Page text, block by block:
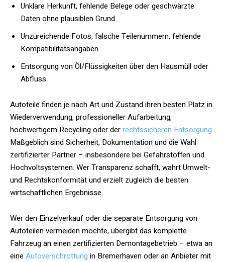
Unklare Herkunft, fehlende Belege oder geschwärzte
Daten ohne plausiblen Grund
Unzureichende Fotos, falsche Teilenummern, fehlende
Kompatibilitätsangaben
Entsorgung von Öl/Flüssigkeiten über den Hausmüll oder
Abfluss
Autoteile finden je nach Art und Zustand ihren besten Platz in
Wiederverwendung, professioneller Aufarbeitung,
hochwertigem Recycling oder derrechtssicheren Entsorgung.
Maßgeblich sind Sicherheit, Dokumentation und die Wahl
zertifizierter Partner – insbesondere bei Gefahrstoffen und
Hochvoltsystemen. Wer Transparenz schafft, wahrt Umwelt-
und Rechtskonformität und erzielt zugleich die besten
wirtschaftlichen Ergebnisse.
Wer den Einzelverkauf oder die separate Entsorgung von
Autoteilen vermeiden möchte, übergibt das komplette
Fahrzeug an einen zertifizierten Demontagebetrieb – etwa an
eine Autoverschrottung in Bremerhaven oder an Anbieter mit